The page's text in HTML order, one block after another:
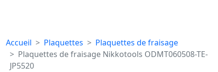
Accueil Plaquettes
Plaquettes de fraisage
Plaquettes de fraisage Nikkotools ODMT060508-TE-
JP5520